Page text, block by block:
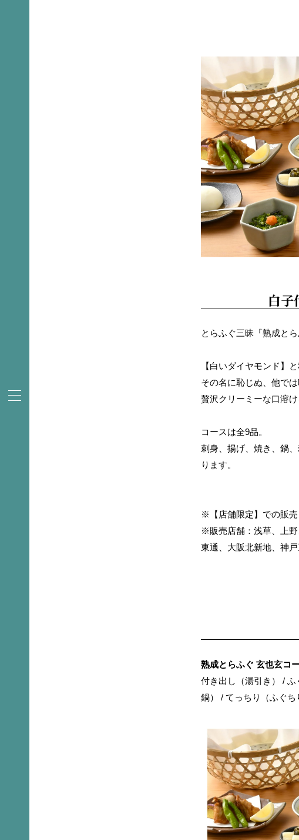
白子
とらふぐ三昧『熟成とら
【白いダイヤモンド】
その名に恥じぬ、他で
贅沢クリーミーな口溶
コースは全9品。
刺身、揚げ、焼き、鍋
ります。
※【店舗限定】での販売
※販売店舗：浅草、上
東通、大阪北新地、神
熟成とらふぐ 玄也玄コ
付き出し（湯引き） /
鍋） / てっちり（ふぐち